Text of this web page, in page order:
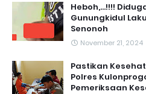
Heboh,...!!!!
Gunungkidul
Senonoh
November 21, 2024
Pastikan
Polres
Pemeriksaan